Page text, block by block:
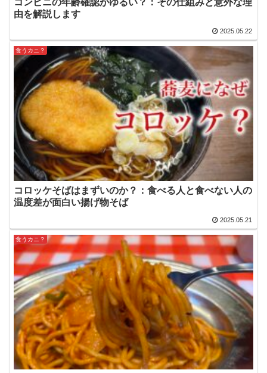
由を解説します
2025.05.22
食うカニ？
コロッケそばはまずいのか？：食べる人と食べない人の
温度差が面白い揚げ物そば
2025.05.21
食うカニ？